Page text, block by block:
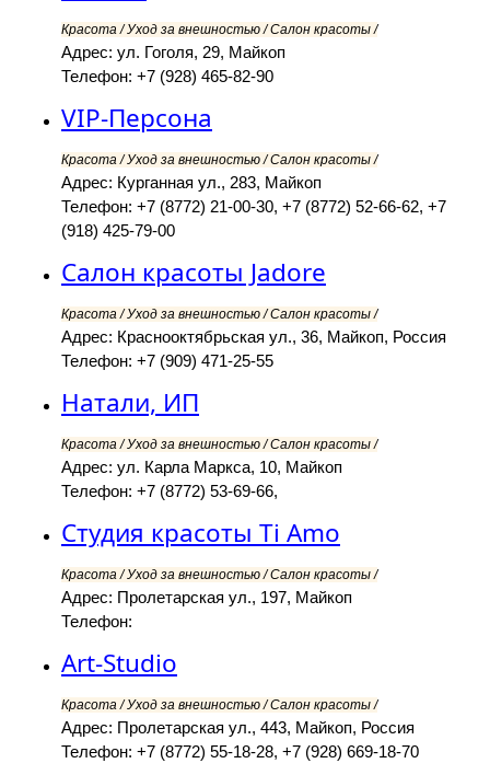
Красота / Уход за внешностью / Салон красоты /
Адрес: ул. Гоголя, 29, Майкоп
Телефон: +7 (928) 465-82-90
VIP-Персона
Красота / Уход за внешностью / Салон красоты /
Адрес: Курганная ул., 283, Майкоп
Телефон: +7 (8772) 21-00-30, +7 (8772) 52-66-62, +7
(918) 425-79-00
Салон красоты Jadore
Красота / Уход за внешностью / Салон красоты /
Адрес: Краснооктябрьская ул., 36, Майкоп, Россия
Телефон: +7 (909) 471-25-55
Натали, ИП
Красота / Уход за внешностью / Салон красоты /
Адрес: ул. Карла Маркса, 10, Майкоп
Телефон: +7 (8772) 53-69-66,
Студия красоты Ti Amo
Красота / Уход за внешностью / Салон красоты /
Адрес: Пролетарская ул., 197, Майкоп
Телефон:
Art-Studio
Красота / Уход за внешностью / Салон красоты /
Адрес: Пролетарская ул., 443, Майкоп, Россия
Телефон: +7 (8772) 55-18-28, +7 (928) 669-18-70